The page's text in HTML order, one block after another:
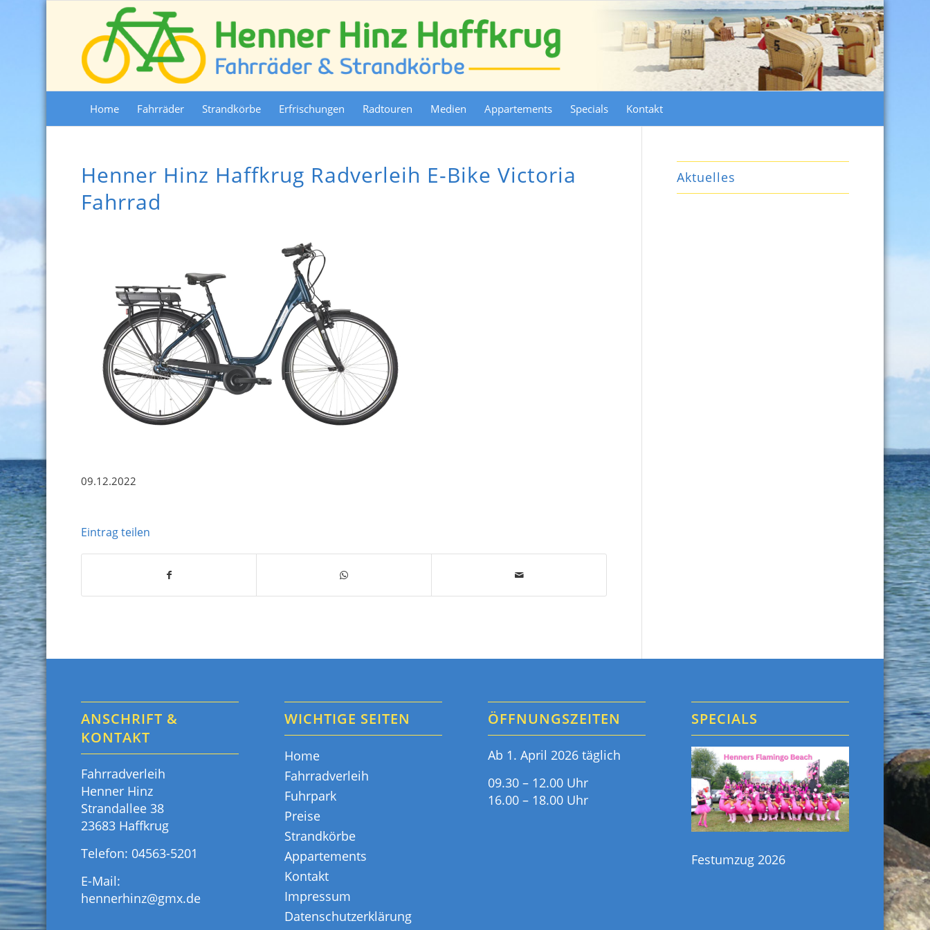
Home Fahrräder Strandkörbe Erfrischungen Radtouren Medien Appartements Specials Kontakt
Henner Hinz Haffkrug Radverleih E-Bike Victoria
Fahrrad
09.12.2022
Eintrag teilen
Aktuelles
ANSCHRIFT &
KONTAKT
Fahrradverleih
Henner Hinz
Strandallee 38
23683 Haffkrug
Telefon: 04563-5201
E-Mail:
hennerhinz@gmx.de
WICHTIGE SEITEN
Home
Fahrradverleih
Fuhrpark
Preise
Strandkörbe
Appartements
Kontakt
Impressum
Datenschutzerklärung
ÖFFNUNGSZEITEN
Ab 1. April 2026 täglich
09.30 – 12.00 Uhr
16.00 – 18.00 Uhr
SPECIALS
Festumzug 2026